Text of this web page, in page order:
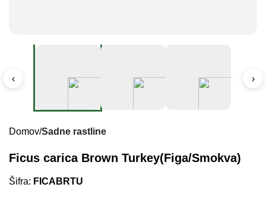
‹ ›
Domov Sadne rastline
Ficus carica Brown Turkey(Figa/Smokva)
Šifra: FICABRTU